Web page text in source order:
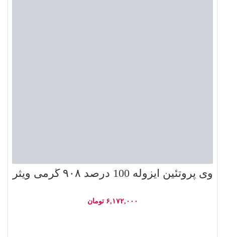
وی پروتئین ایزوله 100 درصد ۹۰۸ گرمی ویثر
۶,۱۷۲,۰۰۰ تومان